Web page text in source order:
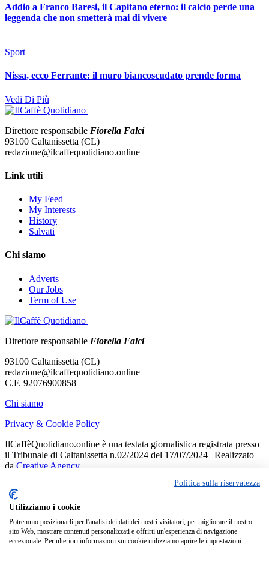
Addio a Franco Baresi, il Capitano eterno: il calcio perde una
leggenda che non smetterà mai di vivere
Sport
Nissa, ecco Ferrante: il muro biancoscudato prende forma
Vedi Di Più
Direttore responsabile Fiorella Falci
93100 Caltanissetta (CL)
redazione@ilcaffequotidiano.online
Link utili
My Feed
My Interests
History
Salvati
Chi siamo
Adverts
Our Jobs
Term of Use
Direttore responsabile Fiorella Falci
93100 Caltanissetta (CL)
redazione@ilcaffequotidiano.online
C.F. 92076900858
Chi siamo
Privacy & Cookie Policy
IlCaffèQuotidiano.online è una testata giornalistica registrata presso
il Tribunale di Caltanissetta n.02/2024 del 17/07/2024 | Realizzato
da Creative Agency
Sign in to your account
Nome utente o indirizzo email
Politica sulla riservatezza
Utilizziamo i cookie
Potremmo posizionarli per l'analisi dei dati dei nostri visitatori, per migliorare il nostro
sito Web, mostrare contenuti personalizzati e offrirti un'esperienza di navigazione
eccezionale. Per ulteriori informazioni sui cookie utilizziamo aprire le impostazioni.